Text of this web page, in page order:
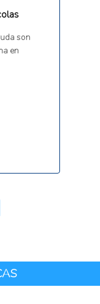
son
en